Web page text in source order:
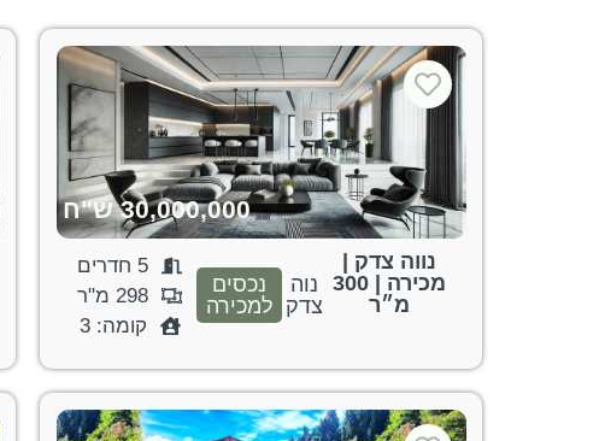
30,000,000 ש"ח
נווה צדק |
מכירה | 300
מ״ר
נוה
צדק
נכסים
למכירה
5 חדרים
298 מ"ר
קומה: 3